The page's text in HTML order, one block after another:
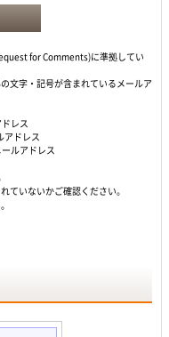
for Comments)に準拠してい
文字・記号が含まれているメールア
レス
アドレス
ルアドレス
ていないかご確認ください。